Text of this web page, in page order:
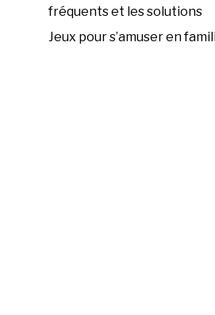
fréquents et les solutions
Jeux pour s’amuser en